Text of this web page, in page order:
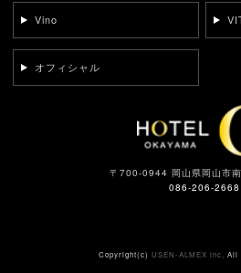
Vino
オフィシャル
〒700-0944 岡山県岡山市
086-206-2668
Copyright(c)USEN-ALMEX inc, All